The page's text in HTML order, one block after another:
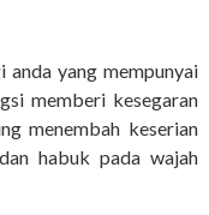
yang mempunyai
memberi kesegaran
menembah keserian
habuk pada wajah